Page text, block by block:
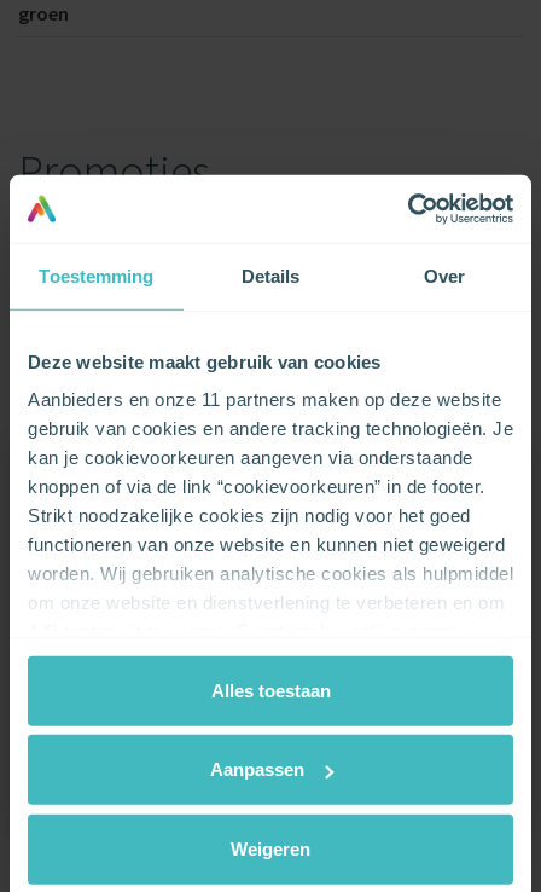
Toestemming Details Over
Deze website maakt gebruik van cookies
Aanbieders en onze 11 partners maken op deze website
gebruik van cookies en andere tracking technologieën. Je
kan je cookievoorkeuren aangeven via onderstaande
knoppen of via de link “cookievoorkeuren” in de footer.
Strikt noodzakelijke cookies zijn nodig voor het goed
functioneren van onze website en kunnen niet geweigerd
worden. Wij gebruiken analytische cookies als hulpmiddel
om onze website en dienstverlening te verbeteren en om
ervoor dat je onze chat kan gebruiken en de embedded
video’s van Vimeo kan afspelen. Wij en onze partners
gebruiken marketingcookies om je surfgedrag in kaart te
tonen. Lees er meer over in onze
Privacy & Cookie
Policy.
Alles toestaan
Aanpassen
Weigeren
groen
Promoties
55 € welkomstkorting op je elektriciteit
Contract
Elektriciteit
Product
Off-peak Flex BXL
Groene oorsprong